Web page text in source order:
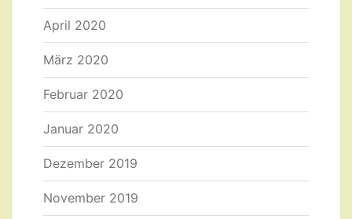
April 2020
März 2020
Februar 2020
Januar 2020
Dezember 2019
November 2019